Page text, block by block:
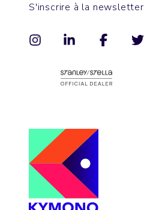
S'inscrire à la newsletter